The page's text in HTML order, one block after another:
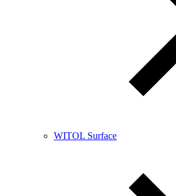
WITOL Surface